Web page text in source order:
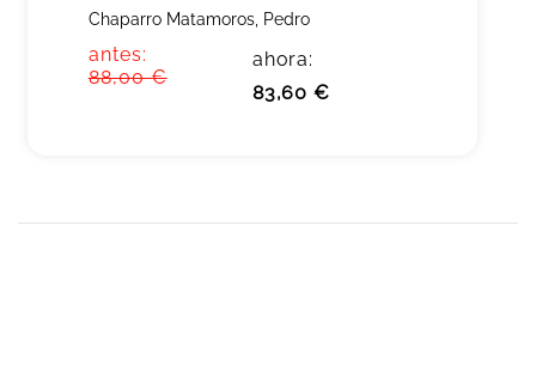
Chaparro Matamoros, Pedro
antes:
88,00 €
ahora:
83,60 €